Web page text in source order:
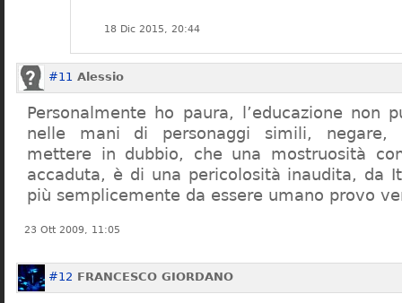
18 Dic 2015, 20:44
#11 Alessio
Personalmente ho paura, l’educazione non
nelle mani di personaggi simili, negare,
mettere in dubbio, che una mostruosità
accaduta, è di una pericolosità inaudita, da
più semplicemente da essere umano provo
23 Ott 2009, 11:05
#12 FRANCESCO GIORDANO